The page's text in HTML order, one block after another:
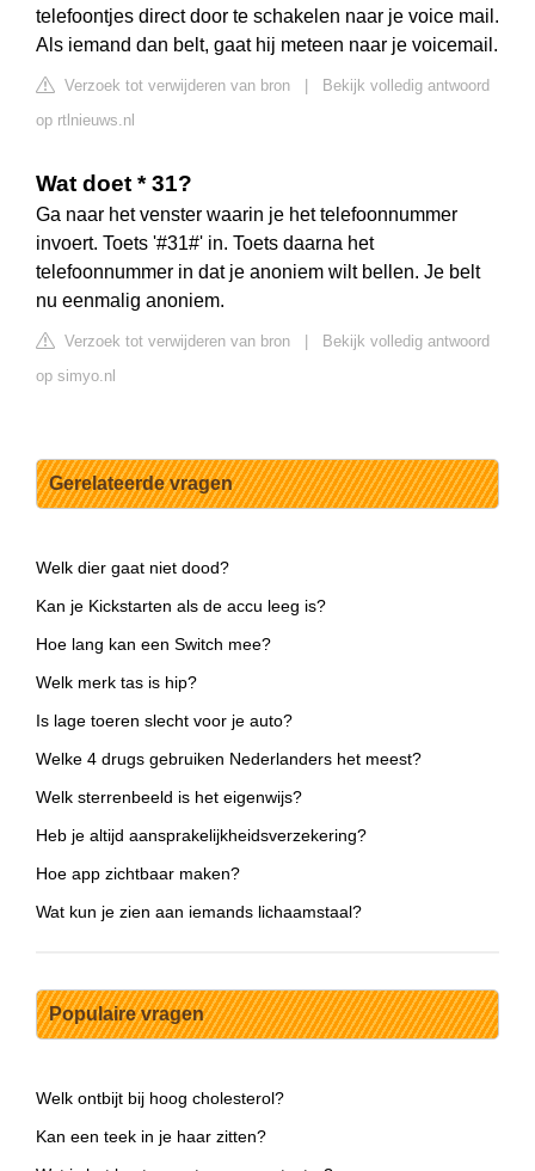
telefoontjes direct door te schakelen naar je voice mail.
Als iemand dan belt, gaat hij meteen naar je voicemail.
Verzoek tot verwijderen van bron
Bekijk volledig antwoord
op rtlnieuws.nl
Wat doet * 31?
Ga naar het venster waarin je het telefoonnummer
invoert. Toets '#31#' in. Toets daarna het
telefoonnummer in dat je anoniem wilt bellen. Je belt
nu eenmalig anoniem.
Verzoek tot verwijderen van bron
Bekijk volledig antwoord
op simyo.nl
Gerelateerde vragen
Welk dier gaat niet dood?
Kan je Kickstarten als de accu leeg is?
Hoe lang kan een Switch mee?
Welk merk tas is hip?
Is lage toeren slecht voor je auto?
Welke 4 drugs gebruiken Nederlanders het meest?
Welk sterrenbeeld is het eigenwijs?
Heb je altijd aansprakelijkheidsverzekering?
Hoe app zichtbaar maken?
Wat kun je zien aan iemands lichaamstaal?
Populaire vragen
Welk ontbijt bij hoog cholesterol?
Kan een teek in je haar zitten?